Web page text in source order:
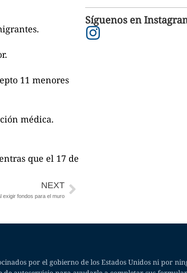
11 menores
médica.
que el 17 de
NEXT
exigir fondos para el muro
Síguenos en
por el gobierno de los Estados Unidos ni por